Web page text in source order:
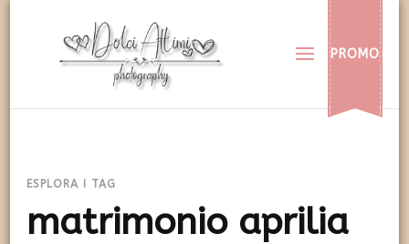
Dolci Attimi
Rendiamo immortali i vostri dolci momenti
PROMO
ESPLORA I TAG
matrimonio aprilia